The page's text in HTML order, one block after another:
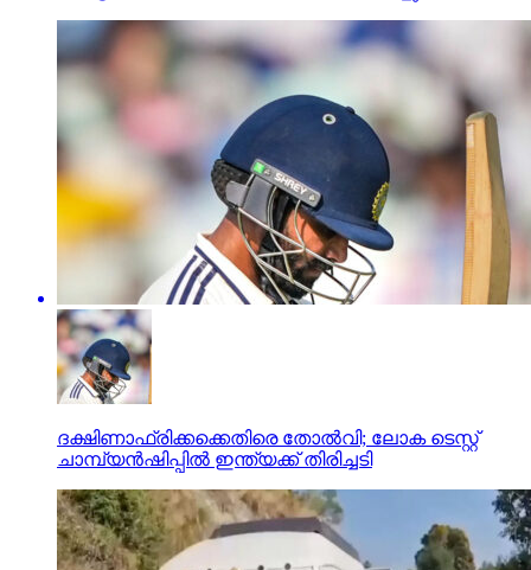
ദക്ഷിണാഫ്രിക്കക്കെതിരെ തോല്‍വി; ലോക ടെസ്റ്റ്
ചാമ്പ്യന്‍ഷിപ്പില്‍ ഇന്ത്യക്ക് തിരിച്ചടി